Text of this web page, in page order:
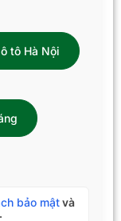
tô Hà Nội
bảo mậtvà